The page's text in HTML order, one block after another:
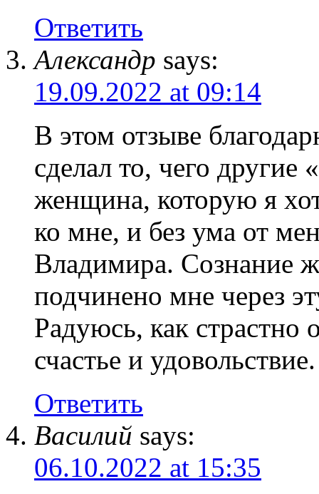
Ответить
Александр says:
19.09.2022 at 09:14
В этом отзыве
сделал то, чего другие
женщина, которую я
ко мне, и без ума от
Владимира. Сознание
подчинено мне через
Радуюсь, как
счастье и удовольствие.
Ответить
Василий says:
06.10.2022 at 15:35